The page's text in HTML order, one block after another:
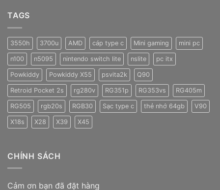
TAGS
3550h 3700u AMD cáp type c Mini gaming mini pc
n100 n5095 nintendo switch lite nslite pc itx
Powkiddy Powkiddy X55 psvita2k Q90
Retroid Pocket 2s rg280v RG351p RG353vs RG405m
RG505 rgb20s RGB30 Sạc type c thẻ nhớ 64gb V90
X18s X28 X39 X45
CHÍNH SÁCH
Cảm ơn bạn đã đặt hàng